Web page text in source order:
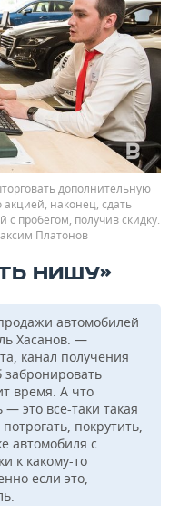
дополнительную
акцией, наконец, сдать
с пробегом, получив скидку.
Платонов
НИШУ»
автомобилей
Хасанов. —
канал получения
время. А что
— это все-таки такая
покрутить,
автомобиля с
к какому-то
если это,